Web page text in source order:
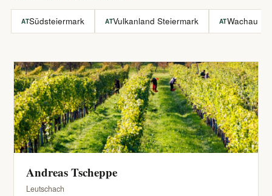
ATSüdsteiermark ATVulkanland Steiermark ATWachau
Andreas Tscheppe
Leutschach